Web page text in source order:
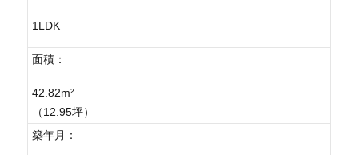
1LDK
面積：
42.82m²
（12.95坪）
築年月：